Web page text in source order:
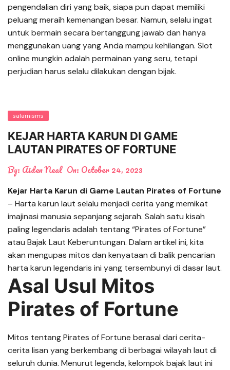
pengendalian diri yang baik, siapa pun dapat memiliki
peluang meraih kemenangan besar. Namun, selalu ingat
untuk bermain secara bertanggung jawab dan hanya
menggunakan uang yang Anda mampu kehilangan. Slot
online mungkin adalah permainan yang seru, tetapi
perjudian harus selalu dilakukan dengan bijak.
salamisms
KEJAR HARTA KARUN DI GAME
LAUTAN PIRATES OF FORTUNE
By: Aiden Neal On: October 24, 2023
Kejar Harta Karun di Game Lautan Pirates of Fortune
– Harta karun laut selalu menjadi cerita yang memikat
imajinasi manusia sepanjang sejarah. Salah satu kisah
paling legendaris adalah tentang “Pirates of Fortune”
atau Bajak Laut Keberuntungan. Dalam artikel ini, kita
akan mengupas mitos dan kenyataan di balik pencarian
harta karun legendaris ini yang tersembunyi di dasar laut.
Asal Usul Mitos
Pirates of Fortune
Mitos tentang Pirates of Fortune berasal dari cerita-
cerita lisan yang berkembang di berbagai wilayah laut di
seluruh dunia. Menurut legenda, kelompok bajak laut ini